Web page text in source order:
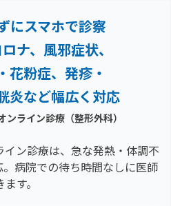
にスマホで診察
ナ、風邪症状、
花粉症、 発疹・
炎など幅広く対応
ンライン診療（整形外科）
ン診療は、急な発熱・体調不
病院での待ち時間なしに医師
す。